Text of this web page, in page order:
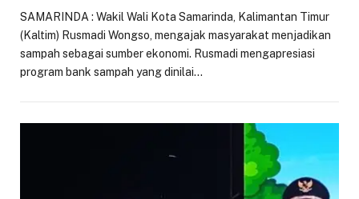
SAMARINDA : Wakil Wali Kota Samarinda, Kalimantan Timur
(Kaltim) Rusmadi Wongso, mengajak masyarakat menjadikan
sampah sebagai sumber ekonomi. Rusmadi mengapresiasi
program bank sampah yang dinilai…